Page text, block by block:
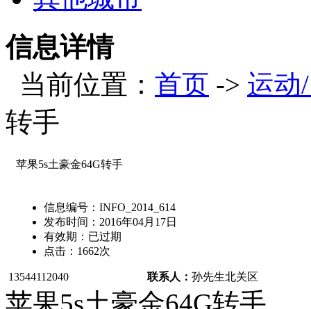
信息详情
当前位置： 首页 -> 运动
转手
苹果5s土豪金64G转手
信息编号： INFO_2014_614
发布时间： 2016年04月17日
有效期： 已过期
点击： 1662次
13544112040 联系人： 孙先生北关区